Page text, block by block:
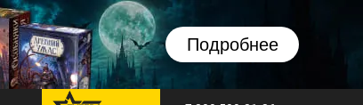
Подробнее